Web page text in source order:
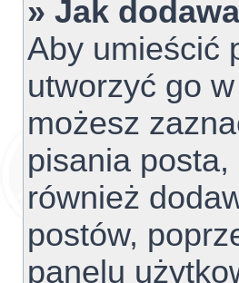
» Jak
Aby umieścić
utworzyć go
możesz
pisania posta,
również
postów,
panelu